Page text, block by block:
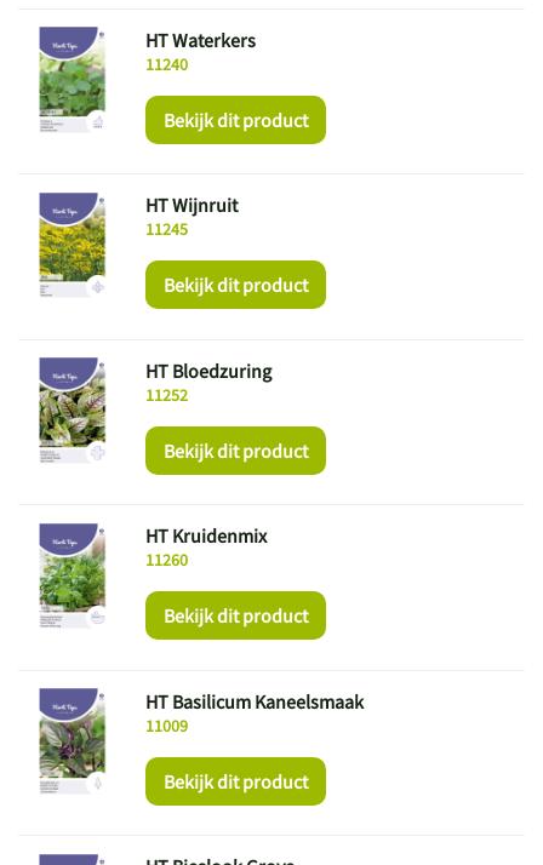
11240
HT Waterkers
Bekijk dit product
11245
HT Wijnruit
Bekijk dit product
11252
HT Bloedzuring
Bekijk dit product
11260
HT Kruidenmix
Bekijk dit product
11009
HT Basilicum Kaneelsmaak
Bekijk dit product